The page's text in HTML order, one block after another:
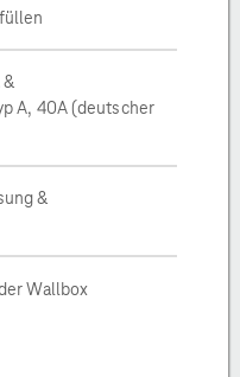
A, 40A (deutscher
&
Wallbox